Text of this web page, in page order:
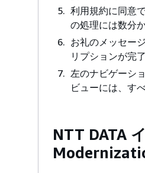
利用規約に同意
の処理には数分
お礼のメッセー
リプションが完
左のナビゲーシ
ビューには、す
NTT DATA